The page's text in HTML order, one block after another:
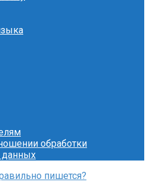
обработки
данных
пишется?